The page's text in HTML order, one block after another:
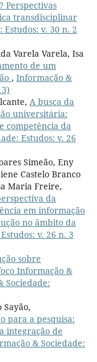
Perspectivas
transdisciplinar
v. 30 n. 2
Varela Varela, Isa
de um
, Informação &
A busca da
universitária:
competência da
Estudos: v. 26
Simeão, Eny
Castelo Branco
Maria Freire,
da
em informação
no âmbito da
v. 26 n. 3
sobre
Informação &
Sociedade:
Sayão,
para a pesquisa:
integração de
& Sociedade: